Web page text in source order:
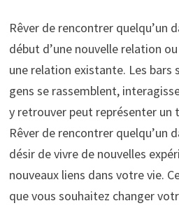
Rêver de rencontrer quelqu’un
début d’une nouvelle relation
une relation existante. Les bars
gens se rassemblent,
y retrouver peut représenter
Rêver de rencontrer quelqu’un
désir de vivre de nouvelles
nouveaux liens dans votre vie.
que vous souhaitez changer